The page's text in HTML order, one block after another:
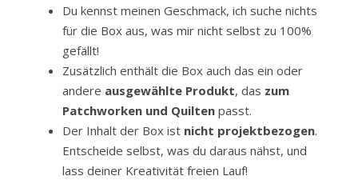
Du kennst meinen Geschmack, ich suche nichts
für die Box aus, was mir nicht selbst zu 100%
gefällt!
Zusätzlich enthält die Box auch das ein oder
andere ausgewählte Produkt, das zum
Patchworken und Quilten passt.
Der Inhalt der Box ist nicht projektbezogen.
Entscheide selbst, was du daraus nähst, und
lass deiner Kreativität freien Lauf!